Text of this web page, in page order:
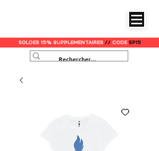
SOLDES 15% SUPPLEMENTAIRES // CODE SP15